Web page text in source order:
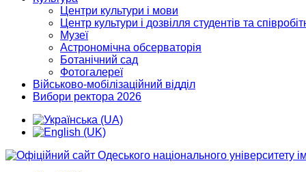
Центри культури і мови
Центр культури і дозвілля студентів та
Музеї
Астрономічна обсерваторія
Ботанічний сад
Фотогалереї
Військово-мобілізаційний відділ
Вибори ректора 2026